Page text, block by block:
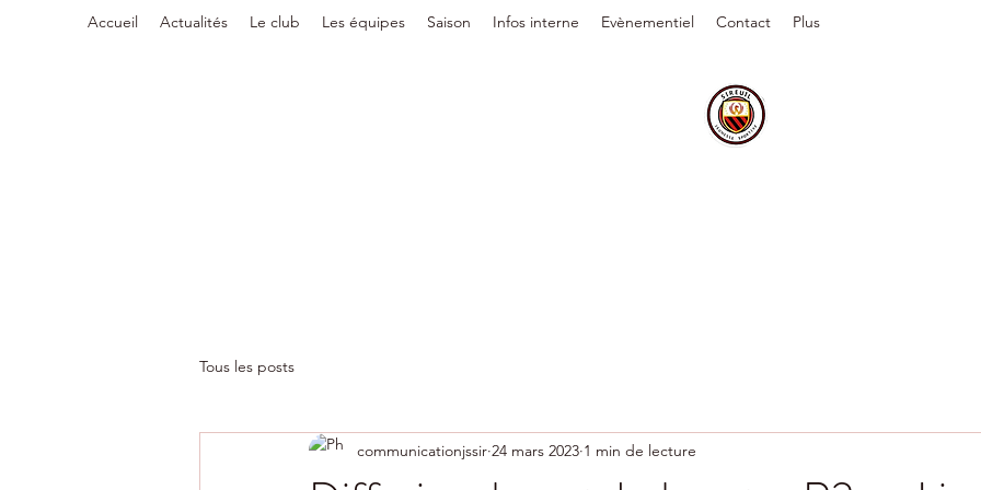
Accueil Actualités Le club Les équipes Saison Infos interne Evènementiel Contact Plus
Tous les posts
communicationjssir 24 mars 2023 1 min de lecture